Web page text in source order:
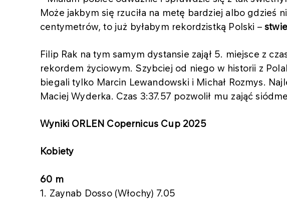
Może jakbym się rzuciła na metę bardziej albo gdzieś
centymetrów, to już byłabym rekordzistką Polski –
Filip Rak na tym samym dystansie zajął 5. miejsce z
rekordem życiowym. Szybciej od niego w historii z
biegali tylko Marcin Lewandowski i Michał Rozmys.
Maciej Wyderka. Czas 3:37.57 pozwolił mu zająć
Wyniki ORLEN Copernicus Cup 2025
Kobiety
60 m
1. Zaynab Dosso (Włochy) 7.05